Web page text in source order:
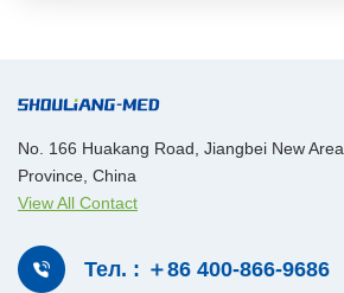
No. 166 Huakang Road, Jiangbei New
Province, China
View All Contact
Тел. : ＋86 400-866-9686